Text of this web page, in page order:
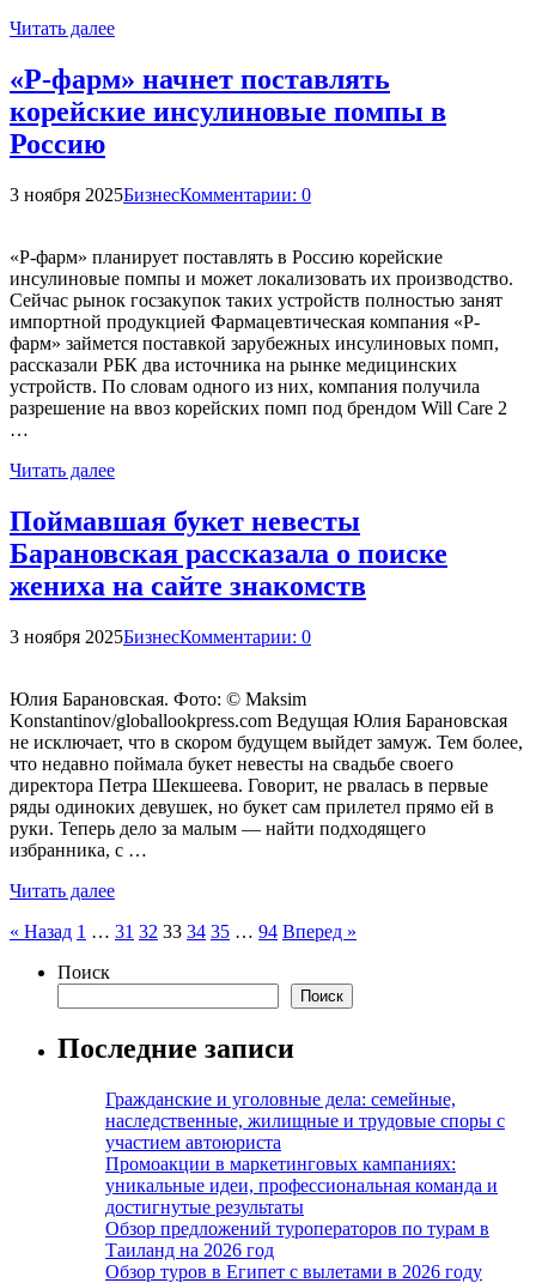
Читать далее
«Р-фарм» начнет поставлять
корейские инсулиновые помпы в
Россию
3 ноября 2025БизнесКомментарии: 0
«Р-фарм» планирует поставлять в Россию корейские
инсулиновые помпы и может локализовать их производство.
Сейчас рынок госзакупок таких устройств полностью занят
импортной продукцией Фармацевтическая компания «Р-
фарм» займется поставкой зарубежных инсулиновых помп,
рассказали РБК два источника на рынке медицинских
устройств. По словам одного из них, компания получила
разрешение на ввоз корейских помп под брендом Will Care 2
…
Читать далее
Поймавшая букет невесты
Барановская рассказала о поиске
жениха на сайте знакомств
3 ноября 2025БизнесКомментарии: 0
Юлия Барановская. Фото: © Maksim
Konstantinov/globallookpress.com Ведущая Юлия Барановская
не исключает, что в скором будущем выйдет замуж. Тем более,
что недавно поймала букет невесты на свадьбе своего
директора Петра Шекшеева. Говорит, не рвалась в первые
ряды одиноких девушек, но букет сам прилетел прямо ей в
руки. Теперь дело за малым — найти подходящего
избранника, с …
Читать далее
Пагинация
записей
« Назад 1 … 31 32 33 34 35 … 94 Вперед »
Поиск
Поиск
Последние записи
Гражданские и уголовные дела: семейные,
наследственные, жилищные и трудовые споры с
участием автоюриста
Промоакции в маркетинговых кампаниях:
уникальные идеи, профессиональная команда и
достигнутые результаты
Обзор предложений туроператоров по турам в
Таиланд на 2026 год
Обзор туров в Египет с вылетами в 2026 году